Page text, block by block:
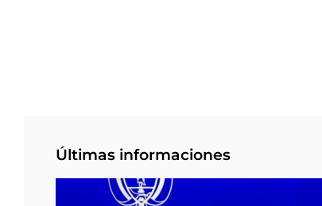
Últimas informaciones